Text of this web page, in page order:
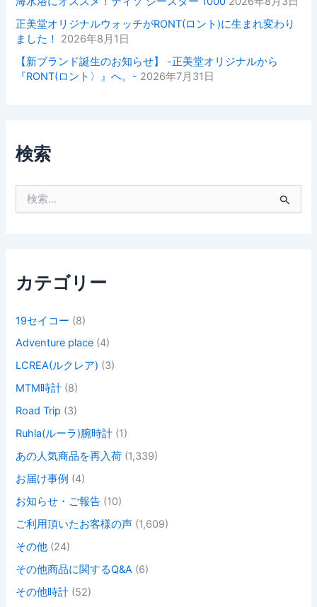
正美堂オリジナルウォッチがRONT(ロント)に生まれ変わり
ました！
2026年8月1日
【新ブランド誕生のお知らせ】 -正美堂オリジナルから
『RONT(ロント〉』へ。- 2026年7月31日
検索
カテゴリー
19セイコー (8)
Adventure place (4)
LCREA(ルクレア) (3)
MTM時計 (8)
Road Trip (3)
Ruhla(ルーラ)腕時計 (1)
あの人気商品を再入荷 (1,339)
お届け事例 (4)
お知らせ・ご報告 (10)
ご利用頂いたお客様の声 (1,609)
その他 (24)
その他商品に関するQ&A (6)
その他時計 (52)